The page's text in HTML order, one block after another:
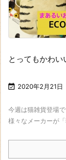
とってもかわ
 2020年2月21日
今週は猫雑貨登場
様々なメーカーが